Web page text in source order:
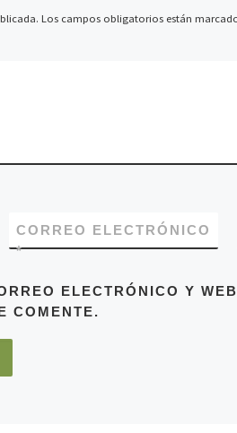
Los campos obligatorios están
CORREO ELECTRÓNICO
*
ELECTRÓNICO Y
COMENTE.